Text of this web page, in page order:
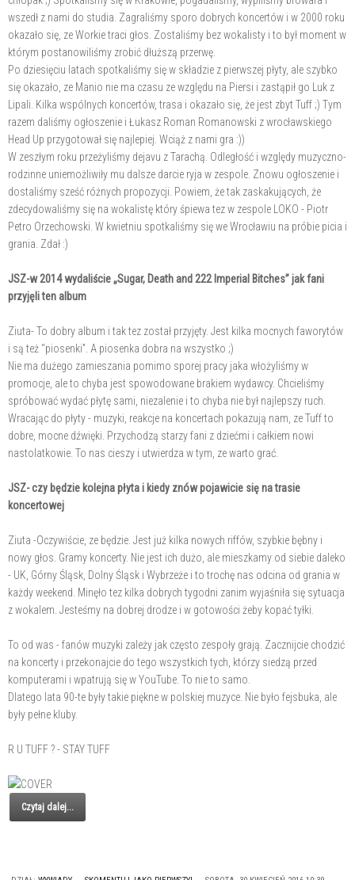
wszedł z nami do studia. Zagraliśmy sporo dobrych koncertów i w 2000 roku
okazało się, ze Workie traci głos. Zostaliśmy bez wokalisty i to był moment w
którym postanowiliśmy zrobić dłuższą przerwę.
Po dziesięciu latach spotkaliśmy się w składzie z pierwszej płyty, ale szybko
się okazało, ze Manio nie ma czasu ze względu na Piersi i zastąpił go Luk z
Lipali. Kilka wspólnych koncertów, trasa i okazało się, że jest zbyt Tuff ;) Tym
razem daliśmy ogłoszenie i Łukasz Roman Romanowski z wrocławskiego
Head Up przygotował się najlepiej. Wciąż z nami gra :))
W zeszłym roku przeżyliśmy dejavu z Tarachą. Odległość i względy muzyczno-
rodzinne uniemożliwiły mu dalsze darcie ryja w zespole. Znowu ogłoszenie i
dostaliśmy sześć różnych propozycji. Powiem, że tak zaskakujących, że
zdecydowaliśmy się na wokalistę który śpiewa tez w zespole LOKO - Piotr
Petro Orzechowski. W kwietniu spotkaliśmy się we Wrocławiu na próbie picia i
grania. Zdał :)
JSZ-w 2014 wydaliście „Sugar, Death and 222 Imperial Bitches” jak fani
przyjęli ten album
Ziuta- To dobry album i tak tez został przyjęty. Jest kilka mocnych faworytów
i są też “piosenki”. A piosenka dobra na wszystko ;)
Nie ma dużego zamieszania pomimo sporej pracy jaka włożyliśmy w
promocje, ale to chyba jest spowodowane brakiem wydawcy. Chcieliśmy
spróbować wydać płytę sami, niezalenie i to chyba nie był najlepszy ruch.
Wracając do płyty - muzyki, reakcje na koncertach pokazują nam, ze Tuff to
dobre, mocne dźwięki. Przychodzą starzy fani z dziećmi i całkiem nowi
nastolatkowie. To nas cieszy i utwierdza w tym, ze warto grać.
JSZ- czy będzie kolejna płyta i kiedy znów pojawicie się na trasie
koncertowej
Ziuta -Oczywiście, ze będzie. Jest już kilka nowych riffów, szybkie bębny i
nowy głos. Gramy koncerty. Nie jest ich dużo, ale mieszkamy od siebie daleko
- UK, Górny Śląsk, Dolny Śląsk i Wybrzeże i to trochę nas odcina od grania w
każdy weekend. Minęło tez kilka dobrych tygodni zanim wyjaśniła się sytuacja
z wokalem. Jesteśmy na dobrej drodze i w gotowości żeby kopać tyłki.
To od was - fanów muzyki zależy jak często zespoły grają. Zacznijcie chodzić
na koncerty i przekonajcie do tego wszystkich tych, którzy siedzą przed
komputerami i wpatrują się w YouTube. To nie to samo.
Dlatego lata 90-te były takie piękne w polskiej muzyce. Nie było fejsbuka, ale
były pełne kluby.
R U TUFF ? - STAY TUFF
Czytaj dalej...